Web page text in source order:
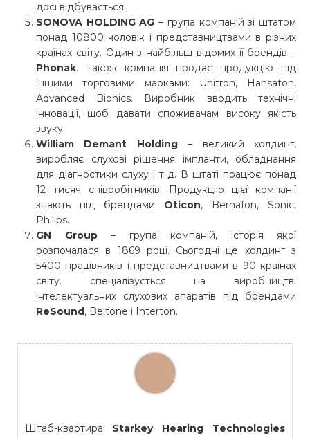
досі відбувається.
SONOVA HOLDING AG – група компаній зі штатом
понад 10800 чоловік і представництвами в різних
країнах світу. Один з найбільш відомих її брендів –
Phonak. Також компанія продає продукцію під
іншими торговими марками: Unitron, Hansaton,
Advanced Bionics. Виробник вводить технічні
інновації, щоб давати споживачам високу якість
звуку.
William Demant Holding– великий холдинг,
виробляє слухові рішення імпланти, обладнання
для діагностики слуху і т д. В штаті працює понад
12 тисяч співробітників. Продукцію цієї компанії
знають під брендами Oticon, Bernafon, Sonic,
Philips.
GN Group– група компаній, історія якої
розпочалася в 1869 році. Сьогодні це холдинг з
5400 працівників і представництвами в 90 країнах
світу. спеціалізується на виробництві
інтелектуальних слухових апаратів під брендами
ReSound, Beltone і Interton.
Штаб-квартира Starkey Hearing Technologies